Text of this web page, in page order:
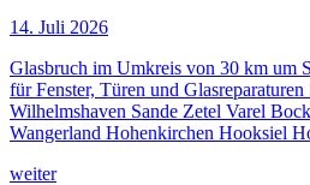
14. Juli 2026
Glasbruch im Umkreis von 30 km um
für Fenster, Türen und Glasreparaturen
Wilhelmshaven Sande Zetel Varel
Wangerland Hohenkirchen Hooksiel
weiter